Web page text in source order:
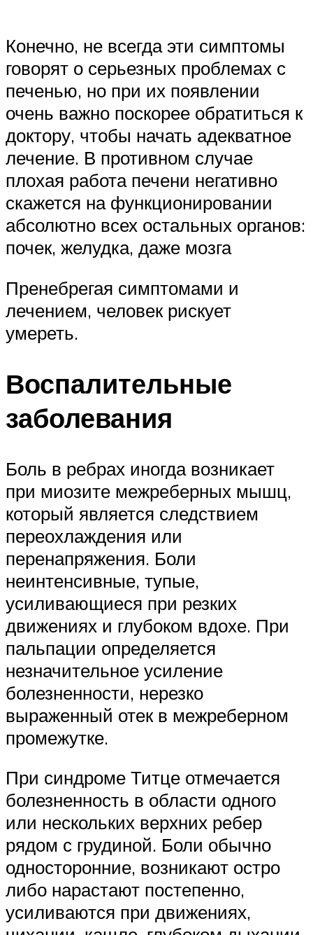
Конечно, не всегда эти симптомы
говорят о серьезных проблемах с
печенью, но при их появлении
очень важно поскорее обратиться к
доктору, чтобы начать адекватное
лечение. В противном случае
плохая работа печени негативно
скажется на функционировании
абсолютно всех остальных органов:
почек, желудка, даже мозга
Пренебрегая симптомами и
лечением, человек рискует
умереть.
Воспалительные
заболевания
Боль в ребрах иногда возникает
при миозите межреберных мышц,
который является следствием
переохлаждения или
перенапряжения. Боли
неинтенсивные, тупые,
усиливающиеся при резких
движениях и глубоком вдохе. При
пальпации определяется
незначительное усиление
болезненности, нерезко
выраженный отек в межреберном
промежутке.
При синдроме Титце отмечается
болезненность в области одного
или нескольких верхних ребер
рядом с грудиной. Боли обычно
односторонние, возникают остро
либо нарастают постепенно,
усиливаются при движениях,